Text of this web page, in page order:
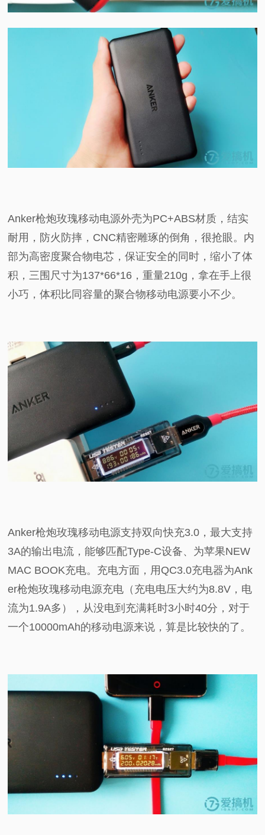
Anker枪炮玫瑰移动电源外壳为PC+ABS材质，结实
耐用，防火防摔，CNC精密雕琢的倒角，很抢眼。内
部为高密度聚合物电芯，保证安全的同时，缩小了体
积，三围尺寸为137*66*16，重量210g，拿在手上很
小巧，体积比同容量的聚合物移动电源要小不少。
Anker枪炮玫瑰移动电源支持双向快充3.0，最大支持
3A的输出电流，能够匹配Type-C设备、为苹果NEW
MAC BOOK充电。充电方面，用QC3.0充电器为Ank
er枪炮玫瑰移动电源充电（充电电压大约为8.8V，电
流为1.9A多），从没电到充满耗时3小时40分，对于
一个10000mAh的移动电源来说，算是比较快的了。